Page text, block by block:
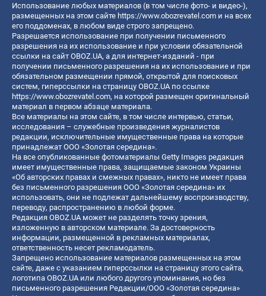
Использование любых материалов (в том числе фото- и видео-),
размещенных на этом сайте https://www.obozrevatel.com и на всех
его поддоменах, в любом виде строго запрещено.
Разрешается использование при получении письменного
разрешения на их использование и при условии обязательной
ссылки на сайт OBOZ.UA, а для интернет-изданий - при
получении письменного разрешения на их использование и при
обязательном размещении прямой, открытой для поисковых
систем, гиперссылки на страницу OBOZ.UA по ссылке
https://www.obozrevatel.com, на которой размещен оригинальный
материал в первом абзаце материала.
Все материалы на этом сайте, в том числе интервью, статьи,
исследования – служебные произведения журналистов
редакции, исключительные имущественные права на которые
принадлежат ООО «Золотая середина».
На все опубликованные фотоматериалы Getty Images редакция
имеет имущественные права, защищаемые законом Украины
«Об авторских правах и смежных правах», никто не имеет права
без письменного разрешения ООО «Золотая середина» их
использовать, они не подлежат дальнейшему воспроизводству,
переводу, распространению в любой форме.
Редакция OBOZ.UA может не разделять точку зрения,
изложенную в авторском материале. За достоверность
информации, размещенной в рекламных материалах,
ответственность несет рекламодатель.
Запрещено использование материалов размещенных на этом
сайте, даже с указанием гиперссылки на страницу этого сайта,
логотипа OBOZ.UA или любого другого упоминания, но без
письменного разрешения Редакции/ООО «Золотая середина»